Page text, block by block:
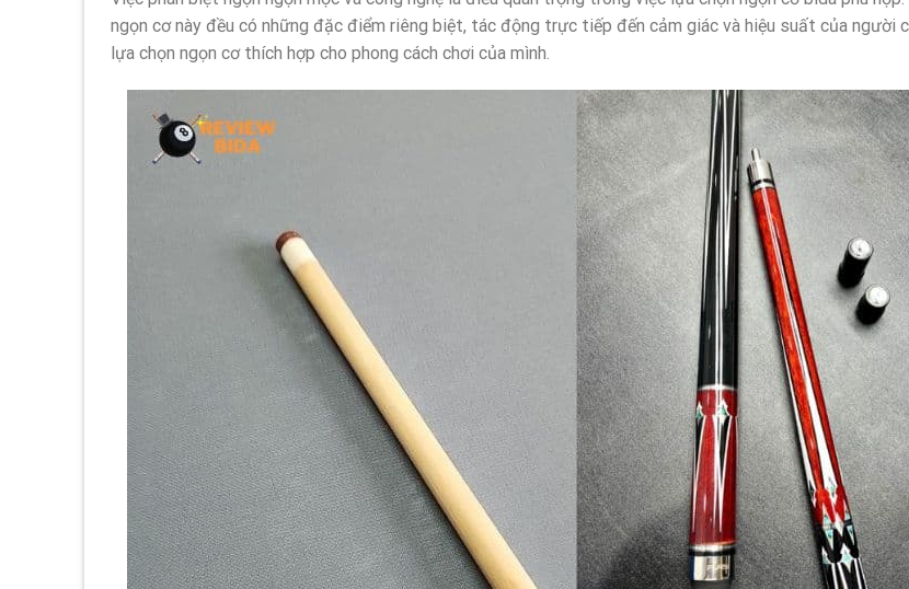
ngọn cơ này đều có những đặc điểm riêng biệt, tác động trực tiếp đến cảm giác và hiệu suất của người
lựa chọn ngọn cơ thích hợp cho phong cách chơi của mình.